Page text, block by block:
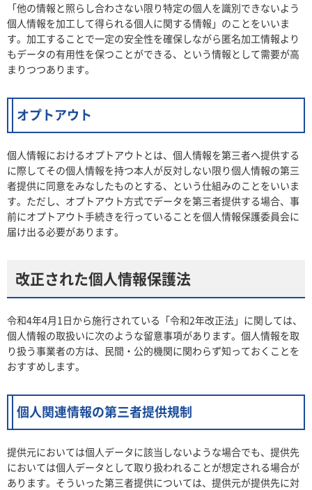
「他の情報と照らし合わさない限り特定の個人を識別できないよう
個人情報を加工して得られる個人に関する情報」のことをいいま
す。加工することで一定の安全性を確保しながら匿名加工情報より
もデータの有用性を保つことができる、という情報として需要が高
まりつつあります。
オプトアウト
個人情報におけるオプトアウトとは、個人情報を第三者へ提供する
に際してその個人情報を持つ本人が反対しない限り個人情報の第三
者提供に同意をみなしたものとする、という仕組みのことをいいま
す。ただし、オプトアウト方式でデータを第三者提供する場合、事
前にオプトアウト手続きを行っていることを個人情報保護委員会に
届け出る必要があります。
改正された個人情報保護法
令和4年4月1日から施行されている「令和2年改正法」に関しては、
個人情報の取扱いに次のような留意事項があります。個人情報を取
り扱う事業者の方は、民間・公的機関に関わらず知っておくことを
おすすめします。
個人関連情報の第三者提供規制
提供元においては個人データに該当しないような場合でも、提供先
においては個人データとして取り扱われることが想定される場合が
あります。そういった第三者提供については、提供元が提供先に対